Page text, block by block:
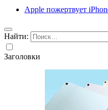
Apple пожертвует
Найти:
Заголовки